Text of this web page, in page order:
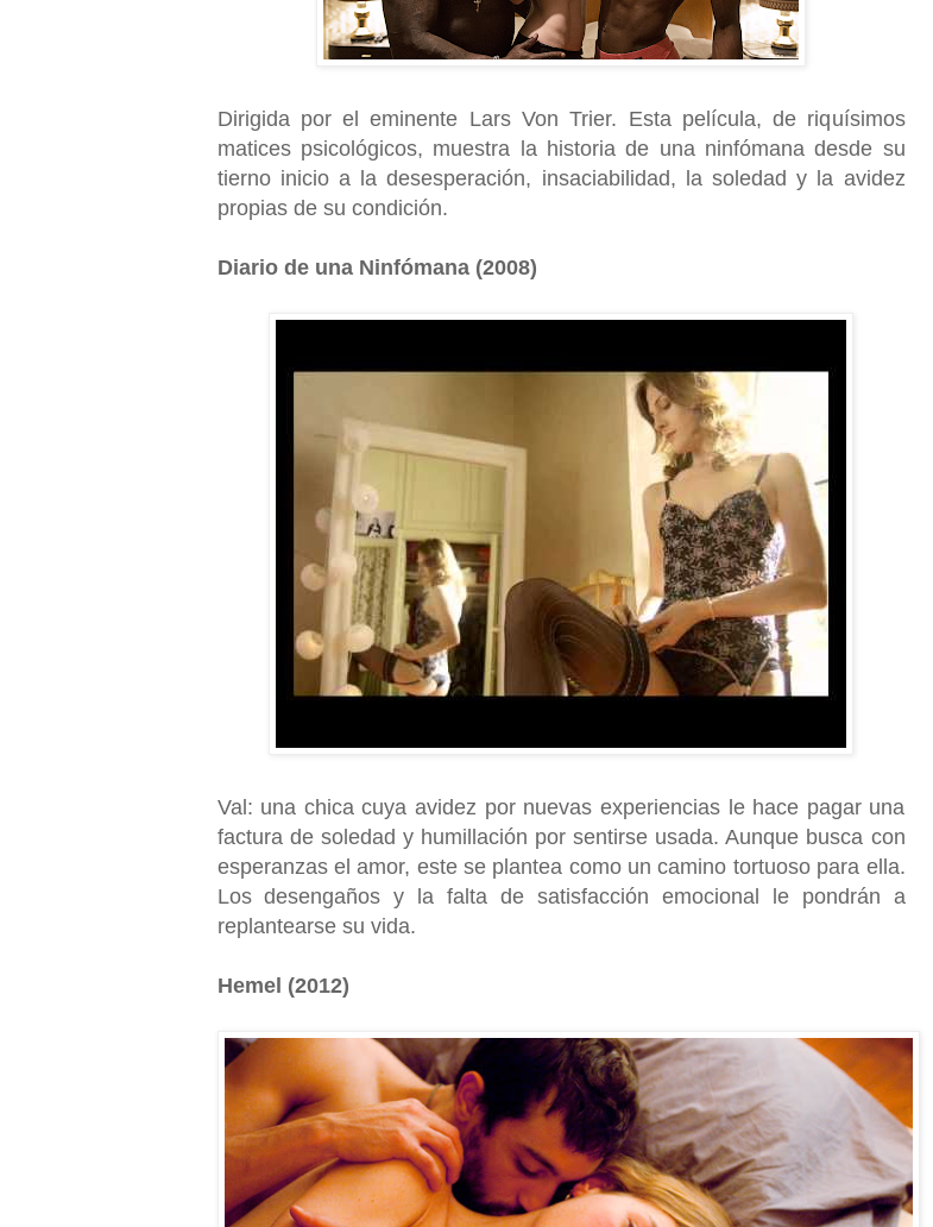
Dirigida por el eminente Lars Von Trier. Esta película, de riquísimos
matices psicológicos, muestra la historia de una ninfómana desde su
tierno inicio a la desesperación, insaciabilidad, la soledad y la avidez
propias de su condición.
Diario de una Ninfómana (2008)
Val: una chica cuya avidez por nuevas experiencias le hace pagar una
factura de soledad y humillación por sentirse usada. Aunque busca con
esperanzas el amor, este se plantea como un camino tortuoso para ella.
Los desengaños y la falta de satisfacción emocional le pondrán a
replantearse su vida.
Hemel (2012)